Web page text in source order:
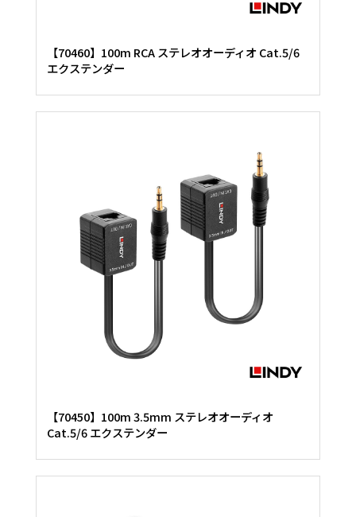
【70460】100m RCA ステレオオーディオ Cat.5/6
エクステンダー
【70450】100m 3.5mm ステレオオーディオ
Cat.5/6 エクステンダー